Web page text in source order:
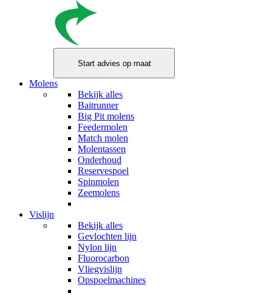
Molens
Bekijk alles
Baitrunner
Big Pit molens
Feedermolen
Match molen
Molentassen
Onderhoud
Reservespoel
Spinmolen
Zeemolens
Vislijn
Bekijk alles
Gevlochten lijn
Nylon lijn
Fluorocarbon
Vliegvislijn
Opspoelmachines